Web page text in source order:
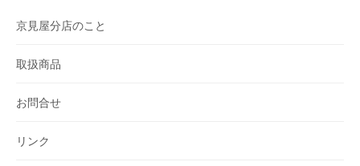
京見屋分店のこと
取扱商品
お問合せ
リンク